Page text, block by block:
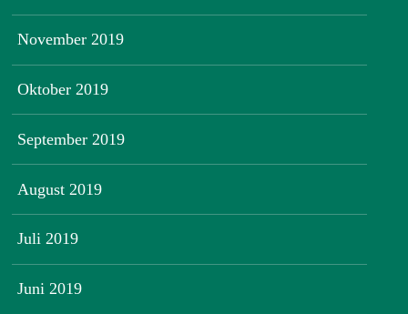
November 2019
Oktober 2019
September 2019
August 2019
Juli 2019
Juni 2019